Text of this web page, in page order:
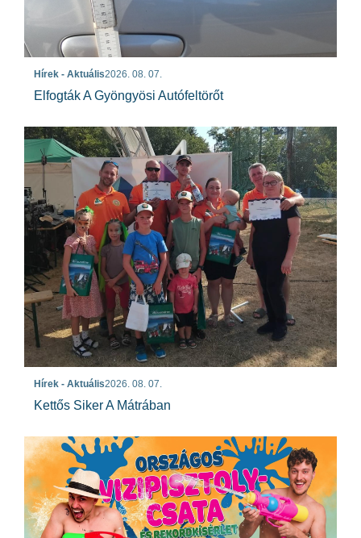
Hírek - Aktuális2026. 08. 07.
Elfogták A Gyöngyösi Autófeltörőt
Hírek - Aktuális2026. 08. 07.
Kettős Siker A Mátrában